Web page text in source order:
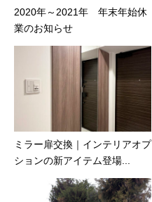
2020年～2021年 年末年始休
業のお知らせ
ミラー扉交換｜インテリアオプ
ションの新アイテム登場...